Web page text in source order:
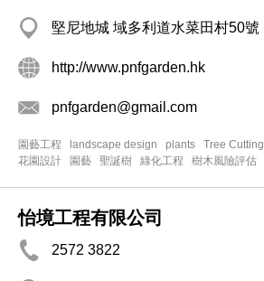
堅尼地城 域多利道水菜田村50號
http://www.pnfgarden.hk
pnfgarden@gmail.com
園藝工程 landscape design plants Tree Cutting
花園設計
園藝 聖誕樹 綠化工程 樹木風險評估
怡境工程有限公司
2572 3822